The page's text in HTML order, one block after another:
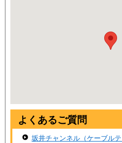
よくあるご質問
坂井チャンネル（ケーブル